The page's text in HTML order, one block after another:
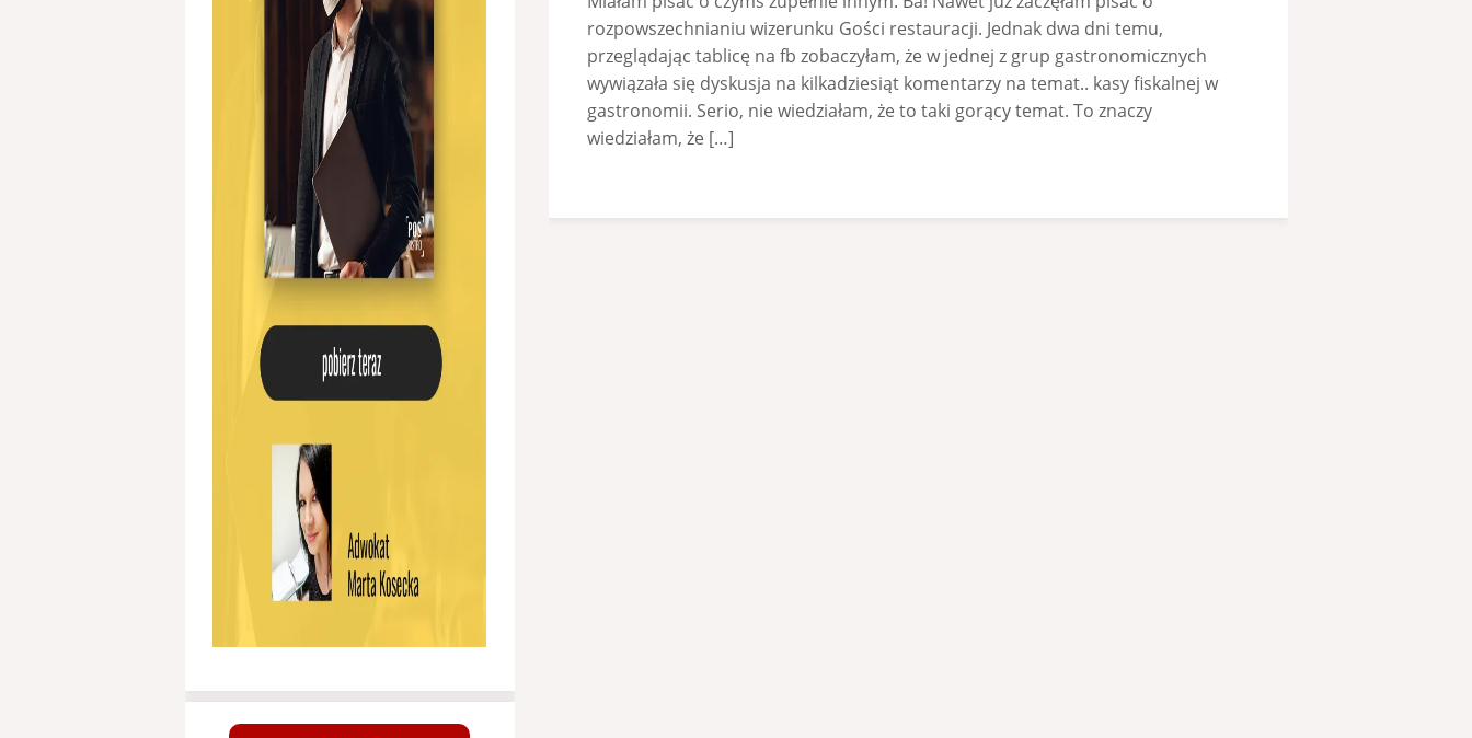
rozpowszechnianiu wizerunku Gości restauracji. Jednak dwa dni temu,
przeglądając tablicę na fb zobaczyłam, że w jednej z grup gastronomicznych
wywiązała się dyskusja na kilkadziesiąt komentarzy na temat.. kasy fiskalnej w
gastronomii. Serio, nie wiedziałam, że to taki gorący temat. To znaczy
wiedziałam, że […]